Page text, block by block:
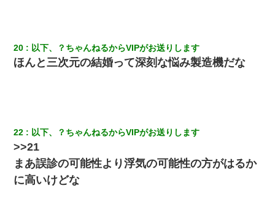
20 以下、？ちゃんねるからVIPがお送りします
ほんと三次元の結婚って深刻な悩み製造機だな
22 以下、？ちゃんねるからVIPがお送りします
>>21
まあ誤診の可能性より浮気の可能性の方がはるか
に高いけどな